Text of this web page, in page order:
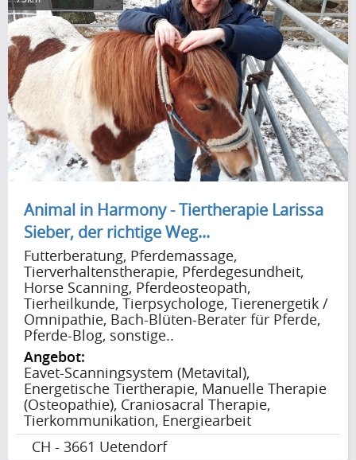
Animal in Harmony - Tiertherapie Larissa
Sieber, der richtige Weg...
Futterberatung, Pferdemassage,
Tierverhaltenstherapie, Pferdegesundheit,
Horse Scanning, Pferdeosteopath,
Tierheilkunde, Tierpsychologe, Tierenergetik /
Omnipathie, Bach-Blüten-Berater für Pferde,
Pferde-Blog, sonstige..
Angebot:
Eavet-Scanningsystem (Metavital),
Energetische Tiertherapie, Manuelle Therapie
(Osteopathie), Craniosacral Therapie,
Tierkommunikation, Energiearbeit
CH - 3661 Uetendorf